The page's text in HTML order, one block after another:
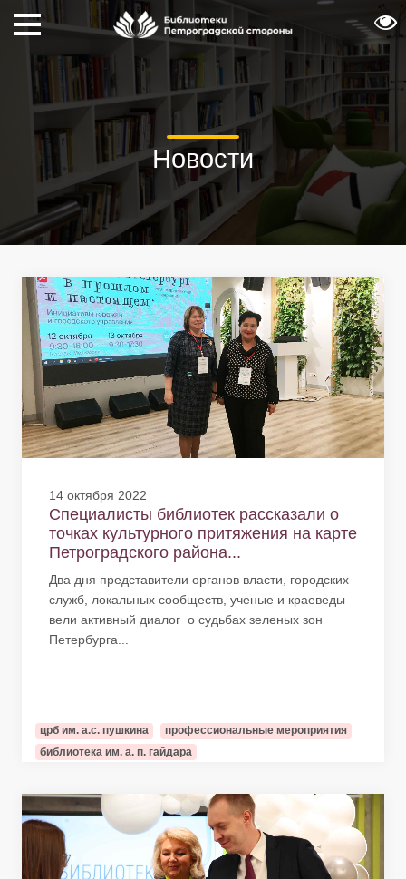
Новости
14 октября 2022
Специалисты библиотек рассказали о
точках культурного притяжения на карте
Петроградского района...
Два дня представители органов власти, городских
служб, локальных сообществ, ученые и краеведы
вели активный диалог о судьбах зеленых зон
Петербурга...
црб им. а.с. пушкина
профессиональные мероприятия
библиотека им. а. п. гайдара